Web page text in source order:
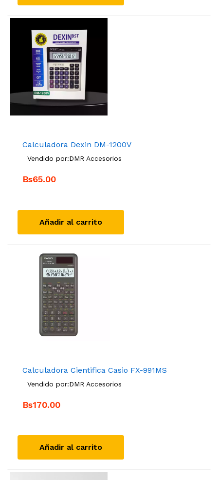
Calculadora Dexin DM-1200V
Vendido por:DMR Accesorios
Bs65.00
Añadir al carrito
Calculadora Cientifica Casio FX-991MS
Vendido por:DMR Accesorios
Bs170.00
Añadir al carrito